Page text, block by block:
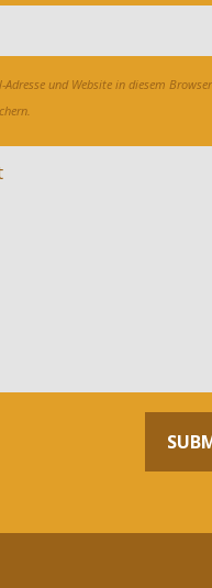
Adresse und Website in diesem